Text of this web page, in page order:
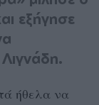
εξήγησε
ήθελα να